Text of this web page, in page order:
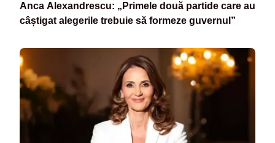
Anca Alexandrescu: „Primele două partide care au
câștigat alegerile trebuie să formeze guvernul”